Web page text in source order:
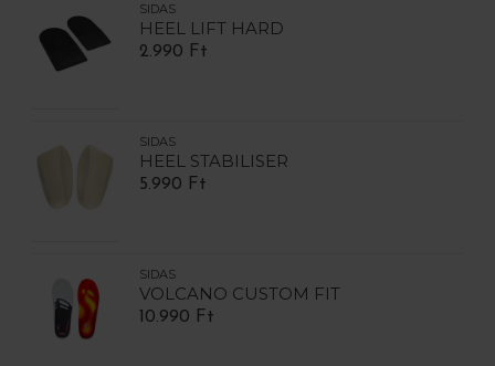
SIDAS
HEEL LIFT HARD
2.990 Ft
SIDAS
HEEL STABILISER
5.990 Ft
SIDAS
VOLCANO CUSTOM FIT
10.990 Ft